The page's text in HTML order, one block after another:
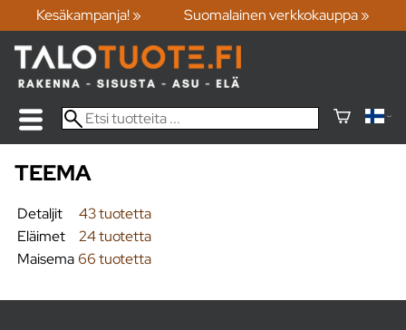
Kesäkampanja! » Suomalainen verkkokauppa »
TEEMA
Detaljit
43 tuotetta
Eläimet
24 tuotetta
Maisema 66 tuotetta